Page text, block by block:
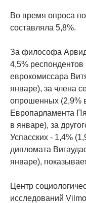
Во время опроса
составляла 5,8%.
За философа
4,5% респондентов
еврокомиссара
январе), за члена
опрошенных (2,9%
Европарламента
в январе), за
Успасских - 1,4%
дипломата
январе),
Центр
исследований